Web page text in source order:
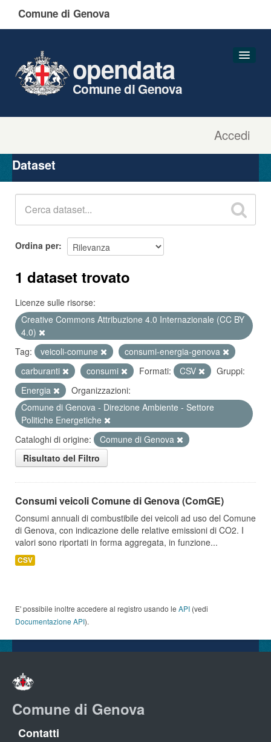
Comune di Genova
Accedi
opendata
Comune di Genova
Organizzazioni
Gruppi
Dataset
Ordina per
1 dataset trovato
Licenze sulle risorse:
Creative Commons Attribuzione 4.0 Internazionale (CC BY
4.0)
Tag:
veicoli-comune
consumi-energia-genova
carburanti
consumi Formati: CSV
Gruppi:
Energia
Organizzazioni:
Comune di Genova - Direzione Ambiente - Settore
Politiche Energetiche
Cataloghi di origine:
Comune di Genova
Risultato del Filtro
Consumi veicoli Comune di Genova (ComGE)
Consumi annuali di combustibile dei veicoli ad uso del Comune
di Genova, con indicazione delle relative emissioni di CO2. I
valori sono riportati in forma aggregata, in funzione...
CSV
E' possibile inoltre accedere al registro usando le API (vedi
Documentazione API).
Comune di Genova
Contatti